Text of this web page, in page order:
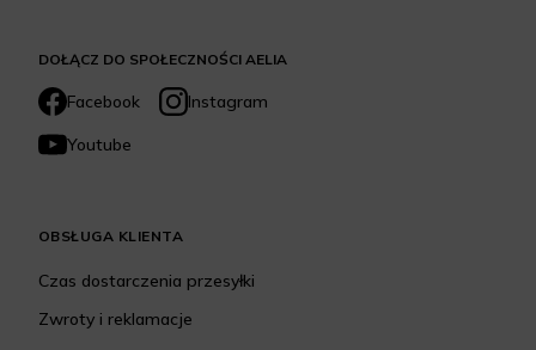
DOŁĄCZ DO SPOŁECZNOŚCI AELIA
Facebook
Instagram
Youtube
OBSŁUGA KLIENTA
Czas dostarczenia przesyłki
Zwroty i reklamacje